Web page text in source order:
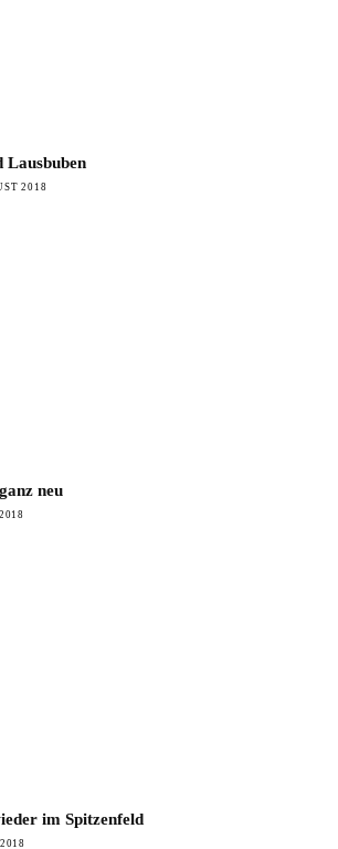
Lausbuben
2018
neu
im Spitzenfeld